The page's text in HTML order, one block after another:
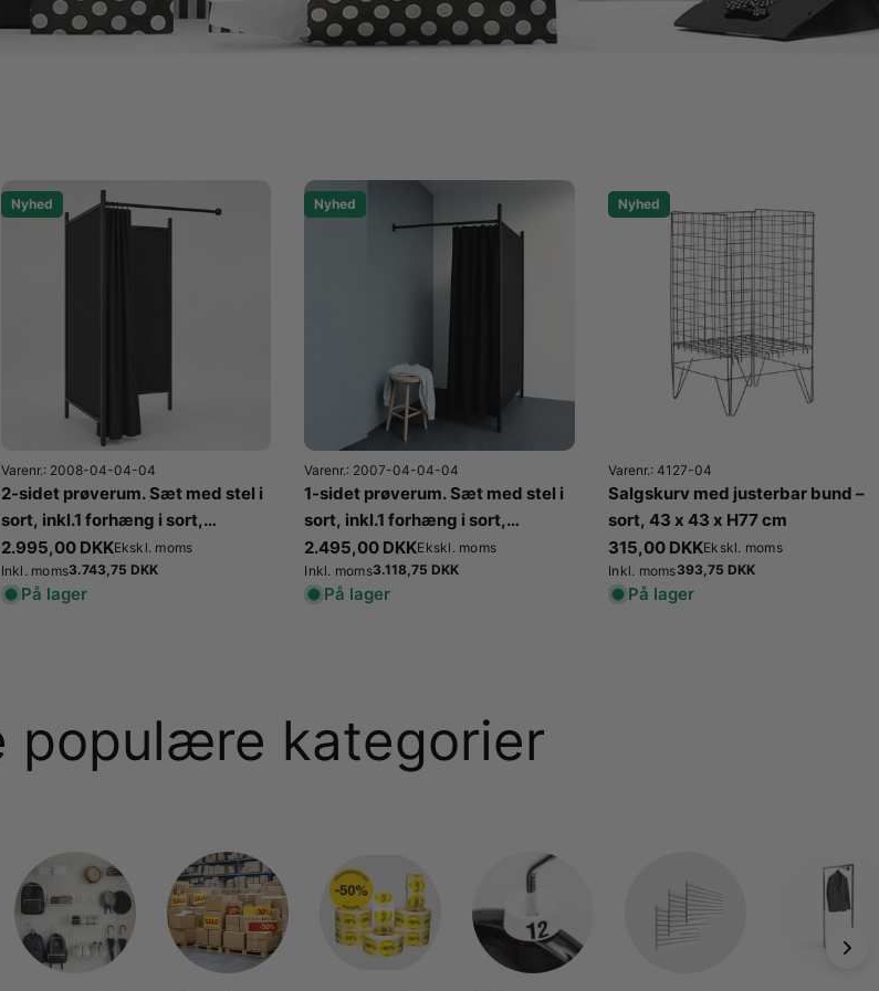
Nyhed
Varenr.: 2008-04-04-04
2-sidet prøverum. Sæt med stel i
sort, inkl.1 forhæng i sort,
stofsider i sort. B 100 x D100 x H
210 cm.
Normalpris
2.995,00 DKKEkskl. moms
Inkl. momsNormalpris
3.743,75 DKK
På lager
Nyhed
Varenr.: 2007-04-04-04
1-sidet prøverum. Sæt med stel i
sort, inkl.1 forhæng i sort,
stofsider i sort. B 100 x D100 x H
210 cm.
Normalpris
2.495,00 DKKEkskl. moms
Inkl. momsNormalpris
3.118,75 DKK
På lager
Nyhed
Varenr.: 4127-04
Salgskurv med justerbar bund –
sort, 43 x 43 x H77 cm
Normalpris
315,00 DKKEkskl. moms
Inkl. momsNormalpris
393,75 DKK
På lager
populære kategorier